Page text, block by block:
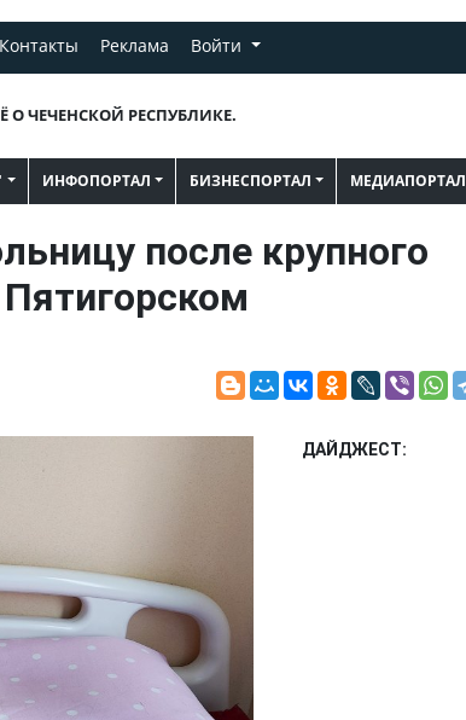
Контакты Реклама Войти
О ЧЕЧЕНСКОЙ РЕСПУБЛИКЕ.
ИНФОПОРТАЛ БИЗНЕСПОРТАЛ МЕДИАПОРТАЛ
после крупного
ДАЙДЖЕСТ: